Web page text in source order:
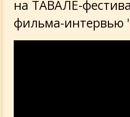
на ТАВАЛЕ-
фильма-